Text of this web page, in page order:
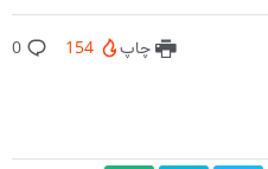
چاپ 154
0